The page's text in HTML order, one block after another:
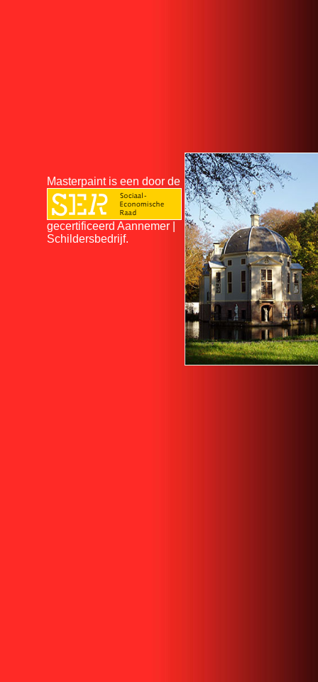
Masterpaint is een door de
gecertificeerd Aannemer |
Schildersbedrijf.